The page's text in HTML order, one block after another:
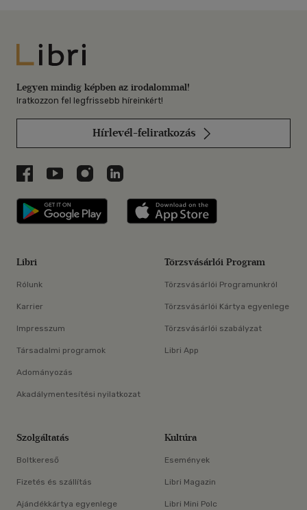
Libri
Legyen mindig képben az irodalommal!
Iratkozzon fel legfrissebb híreinkért!
Hírlevél-feliratkozás
Libri a Facebookon
Libri a Youtube-on
Libri az Instagramon
Libri a LinkedInen
Libri applikáció Szerezd meg: Google
Libri
Rólunk
Karrier
Impresszum
Társadalmi programok
Adományozás
Akadálymentesítési nyilatkozat
Törzsvásárlói Program
Törzsvásárlói Programunkról
Törzsvásárlói Kártya egyenlege
Törzsvásárlói szabályzat
Libri App
Szolgáltatás
Boltkereső
Fizetés és szállítás
Ajándékkártya egyenlege
Kultúra
Események
Libri Magazin
Libri Mini Polc